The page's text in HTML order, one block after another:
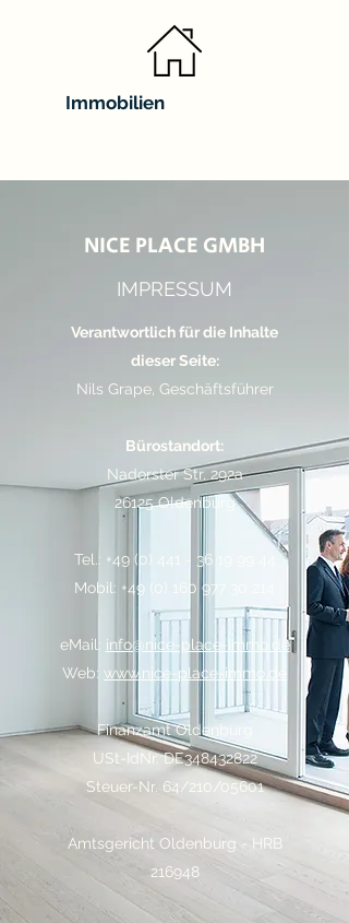
Immobilien
NICE PLACE GMBH
IMPRESSUM
Verantwortlich für die Inhalte
dieser Seite:
Nils Grape, Geschäftsführer
Bürostandort:
Nadorster Str. 292a
26125 Oldenburg
Tel.: +49 (0) 441 - 36 19 99 44
Mobil: +49 (0) 160 977 30 214
eMail: info@nice-place-immo.de
Web: www.nice-place-immo.de
Finanzamt Oldenburg
USt-IdNr. DE348432822
Steuer-Nr. 64/210/05601
Amtsgericht Oldenburg - HRB
216948